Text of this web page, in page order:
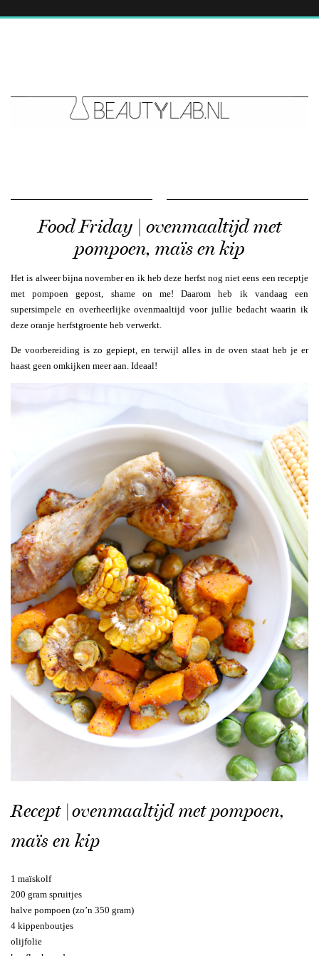
Food Friday | ovenmaaltijd met
pompoen, maïs en kip
Het is alweer bijna november en ik heb deze herfst nog niet eens een receptje
met pompoen gepost, shame on me! Daarom heb ik vandaag een
supersimpele en overheerlijke ovenmaaltijd voor jullie bedacht waarin ik
deze oranje herfstgroente heb verwerkt.
De voorbereiding is zo gepiept, en terwijl alles in de oven staat heb je er
haast geen omkijken meer aan. Ideaal!
Recept | ovenmaaltijd met pompoen,
maïs en kip
1 maïskolf
200 gram spruitjes
halve pompoen (zo’n 350 gram)
4 kippenboutjes
olijfolie